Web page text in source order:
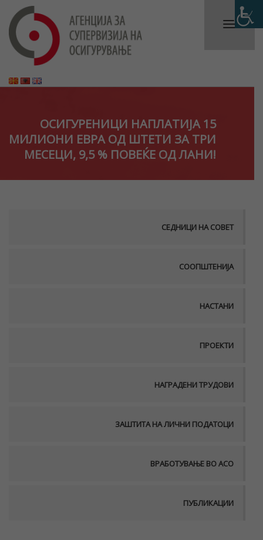
ОСИГУРЕНИЦИ НАПЛАТИЈА 15
МИЛИОНИ ЕВРА ОД ШТЕТИ ЗА ТРИ
МЕСЕЦИ, 9,5 % ПОВЕЌЕ ОД ЛАНИ!
СЕДНИЦИ НА СОВЕТ
СООПШТЕНИЈА
НАСТАНИ
ПРОЕКТИ
НАГРАДЕНИ ТРУДОВИ
ЗАШТИТА НА ЛИЧНИ ПОДАТОЦИ
ВРАБОТУВАЊЕ ВО АСО
ПУБЛИКАЦИИ